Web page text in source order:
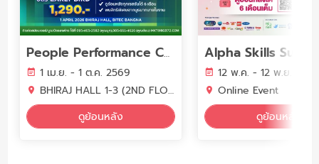
People Performance Conference (PPC2026) - YEAR OF WORK LIFE INTELLIGENCE
1 เม.ย. - 1 ต.ค. 2569
BHIRAJ HALL 1-3 (2ND FLOOR) BITEC BANGNA
ดูย้อนหลัง
12 พ.ค. - 12 พ.ย. 2569
Online Event
ดูย้อนหลัง